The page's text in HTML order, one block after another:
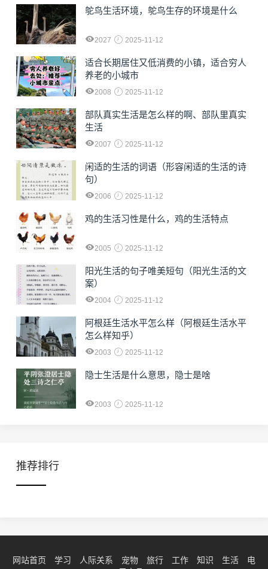
鸵鸟生活环境，鸵鸟生存的环境是什么
2027 2025-11-12
适合长期居住又低消费的小镇，适合穷人
养老的小城市
2008 2025-11-12
部队真实生活是怎么样的啊、部队里真实
生活
2007 2025-11-12
闲适的生活的词语（形容闲适的生活的诗
句）
2006 2025-11-12
鸡的生活习性是什么，鸡的生活特点
2005 2025-11-12
阳光生活的句子唯美短句（阳光生活的文
案）
2004 2025-11-12
阿根廷生活水平怎么样（阿根廷生活水平
怎么样知乎）
2003 2025-11-12
隐士生活是什么意思，隐士是啥
2003 2025-11-12
推荐排行
网站首页 学习 人际关系 宠物 旅行 工作 知识 生活
电